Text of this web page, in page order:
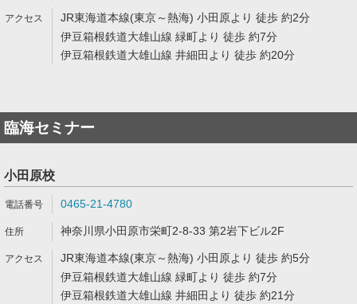
JR東海道本線(東京～熱海) 小田原より 徒歩 約2分
伊豆箱根鉄道大雄山線 緑町より 徒歩 約7分
伊豆箱根鉄道大雄山線 井細田より 徒歩 約20分
臨海セミナー
小田原校
0465-21-4780
神奈川県小田原市栄町2-8-33 第2岩下ビル2F
JR東海道本線(東京～熱海) 小田原より 徒歩 約5分
伊豆箱根鉄道大雄山線 緑町より 徒歩 約7分
伊豆箱根鉄道大雄山線 井細田より 徒歩 約21分